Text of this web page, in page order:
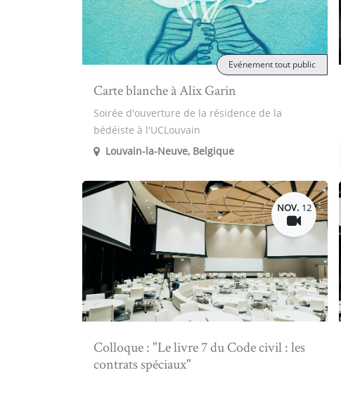
Carte blanche à Alix Garin
Soirée d'ouverture de la résidence de la
bédéiste à l'UCLouvain
Evénement tout public
Louvain-la-Neuve, Belgique
NOV. 12
Colloque : "Le livre 7 du Code civil : les
contrats spéciaux"